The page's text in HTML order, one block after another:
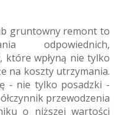
gruntowny remont to
odpowiednich,
które wpłyną nie tylko
na koszty utrzymania.
- nie tylko posadzki -
przewodzenia
o niższej wartości